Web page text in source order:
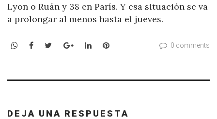
Lyon o Ruán y 38 en París. Y esa situación se va
a prolongar al menos hasta el jueves.
WhatsApp
Facebook
TwitterGoogle+LinkedInPinterest 0 comments
DEJA UNA RESPUESTA